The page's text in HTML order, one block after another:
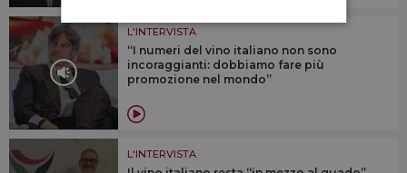
L'INTERVISTA
“I numeri del vino italiano non sono
incoraggianti: dobbiamo fare più
promozione nel mondo”
L'INTERVISTA